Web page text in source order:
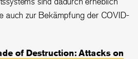
auch zur Bekämpfung der COVID-
of Destruction: Attacks on